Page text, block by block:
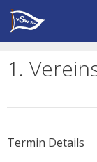
Zum
Inhalt
springen
1.
Termin Details